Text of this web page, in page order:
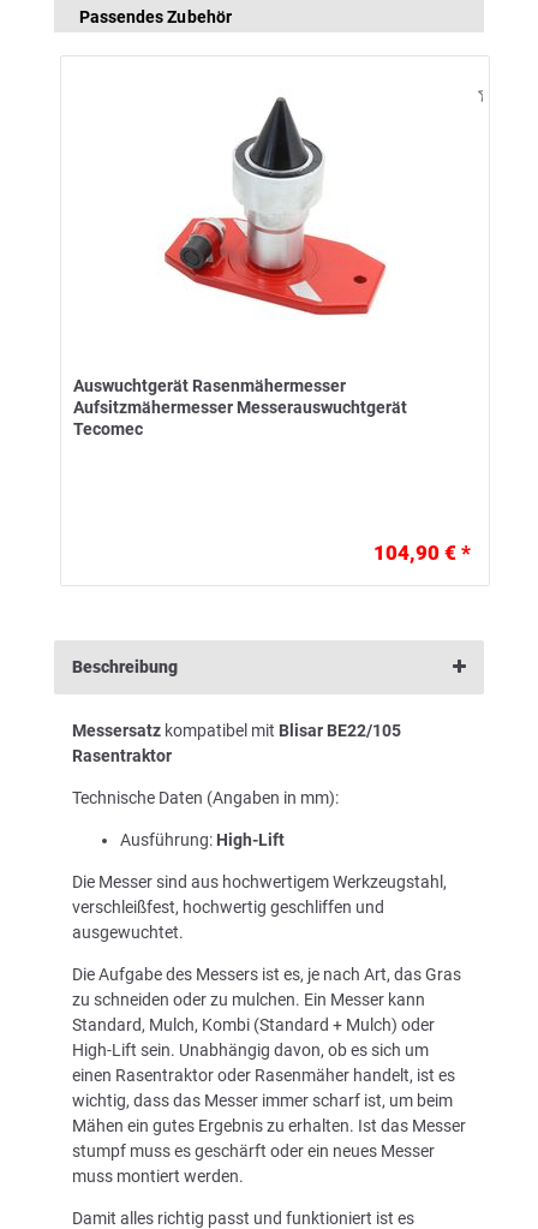
Passendes Zubehör
Auswuchtgerät Rasenmähermesser
Aufsitzmähermesser Messerauswuchtgerät
Tecomec
104,90 € *
Beschreibung
Messersatz kompatibel mit Blisar BE22/105
Rasentraktor
Technische Daten (Angaben in mm):
Ausführung: High-Lift
Die Messer sind aus hochwertigem Werkzeugstahl,
verschleißfest, hochwertig geschliffen und
ausgewuchtet.
Die Aufgabe des Messers ist es, je nach Art, das Gras
zu schneiden oder zu mulchen. Ein Messer kann
Standard, Mulch, Kombi (Standard + Mulch) oder
High-Lift sein. Unabhängig davon, ob es sich um
einen Rasentraktor oder Rasenmäher handelt, ist es
wichtig, dass das Messer immer scharf ist, um beim
Mähen ein gutes Ergebnis zu erhalten. Ist das Messer
stumpf muss es geschärft oder ein neues Messer
muss montiert werden.
Damit alles richtig passt und funktioniert ist es